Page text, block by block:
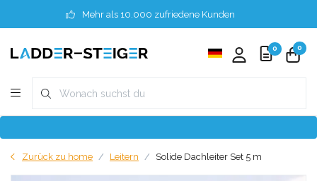
Mehr als 10.000 zufriedene Kunden
0 0
Zurück zu home Leitern Solide Dachleiter Set 5 m